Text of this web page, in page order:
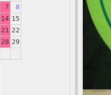
7
8
14 15
21 22
28 29